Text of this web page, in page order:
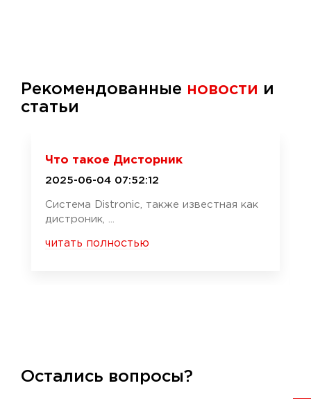
Рекомендованные новости и
статьи
Что такое Дисторник
2025-06-04 07:52:12
Система Distronic, также известная как
дистроник, ...
читать полностью
Остались вопросы?